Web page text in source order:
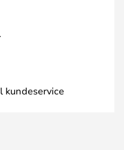
kundeservice